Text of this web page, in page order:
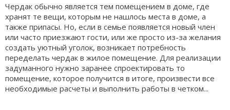
Чердак обычно является тем помещением в доме, где
хранят те вещи, которым не нашлось места в доме, а
также припасы. Но, если в семье появляется новый член
или часто приезжают гости, или же просто из-за желания
создать уютный уголок, возникает потребность
переделать чердак в жилое помещение. Для реализации
задуманного нужно заранее спроектировать то
помещение, которое получится в итоге, произвести все
необходимые расчеты и выполнить работы в четком...